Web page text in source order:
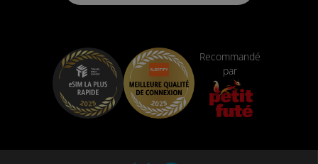
Recommandé
par